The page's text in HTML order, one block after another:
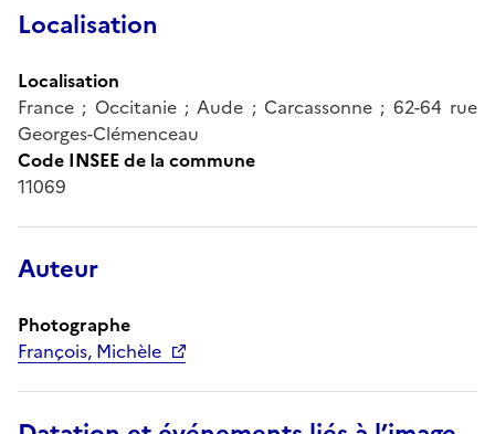
Localisation
Localisation
France ; Occitanie ; Aude ; Carcassonne ; 62-64 rue
Georges-Clémenceau
Code INSEE de la commune
11069
Auteur
Photographe
François, Michèle